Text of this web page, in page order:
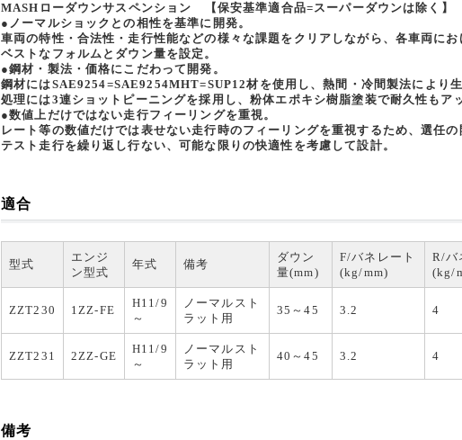
MASHローダウンサスペンション 【保安基準適合品=スーパーダウンは除く】
●ノーマルショックとの相性を基準に開発。
車両の特性・合法性・走行性能などの様々な課題をクリアしながら、各車両にお
ベストなフォルムとダウン量を設定。
●鋼材・製法・価格にこだわって開発。
鋼材にはSAE9254=SAE9254MHT=SUP12材を使用し、熱間・冷間製法により
処理には3連ショットピーニングを採用し、粉体エポキシ樹脂塗装で耐久性もア
●数値上だけではない走行フィーリングを重視。
レート等の数値だけでは表せない走行時のフィーリングを重視するため、選任
テスト走行を繰り返し行ない、可能な限りの快適性を考慮して設計。
適合
型式
エンジ
ン型式
年式 備考
ダウン
量(mm)
F/バネレート
(kg/mm)
R/バ
(kg/
ZZT230 1ZZ-FE
H11/9
～
ノーマルスト
ラット用
35～45 3.2 4
ZZT231 2ZZ-GE
H11/9
～
ノーマルスト
ラット用
40～45 3.2 4
備考